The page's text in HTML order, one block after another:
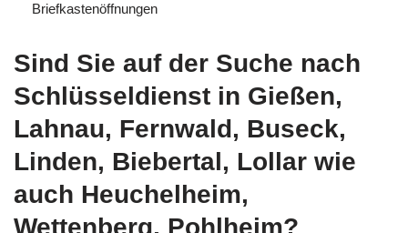
Briefkastenöffnungen
Sind Sie auf der Suche nach
Schlüsseldienst in Gießen,
Lahnau, Fernwald, Buseck,
Linden, Biebertal, Lollar wie
auch Heuchelheim,